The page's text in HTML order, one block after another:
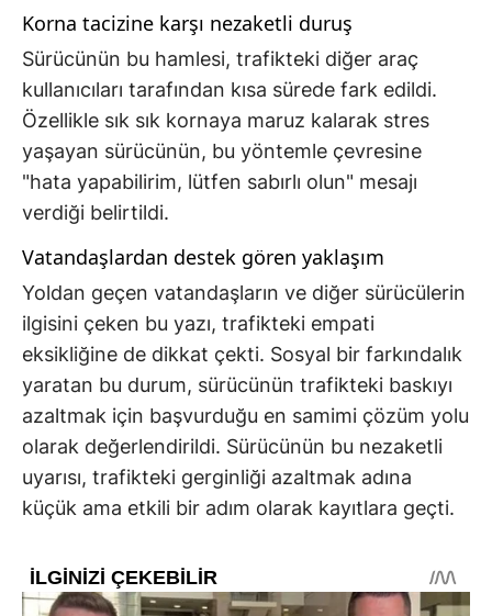
Korna tacizine karşı nezaketli duruş
Sürücünün bu hamlesi, trafikteki diğer araç
kullanıcıları tarafından kısa sürede fark edildi.
Özellikle sık sık kornaya maruz kalarak stres
yaşayan sürücünün, bu yöntemle çevresine
"hata yapabilirim, lütfen sabırlı olun" mesajı
verdiği belirtildi.
Vatandaşlardan destek gören yaklaşım
Yoldan geçen vatandaşların ve diğer sürücülerin
ilgisini çeken bu yazı, trafikteki empati
eksikliğine de dikkat çekti. Sosyal bir farkındalık
yaratan bu durum, sürücünün trafikteki baskıyı
azaltmak için başvurduğu en samimi çözüm yolu
olarak değerlendirildi. Sürücünün bu nezaketli
uyarısı, trafikteki gerginliği azaltmak adına
küçük ama etkili bir adım olarak kayıtlara geçti.